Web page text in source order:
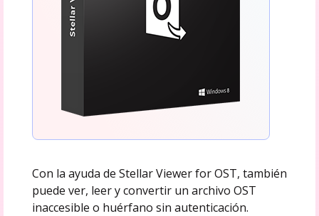
Con la ayuda de Stellar Viewer for OST, también
puede ver, leer y convertir un archivo OST
inaccesible o huérfano sin autenticación.